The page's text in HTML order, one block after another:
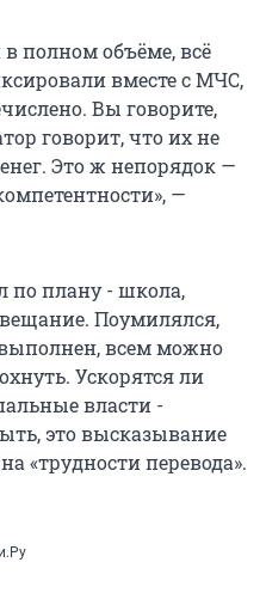
полном объёме, всё
вместе с МЧС,
Вы говорите,
говорит, что их не
Это ж непорядок —
—
по плану - школа,
Поумилялся,
всем можно
Ускорятся ли
власти -
это высказывание
«трудности перевода».